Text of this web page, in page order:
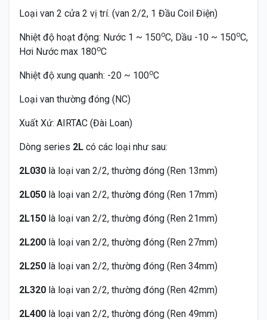
Loại van 2 cửa 2 vị trí. (van 2/2, 1 Đầu Coil Điện)
Nhiệt độ hoạt động: Nước 1 ~ 150oC, Dầu -10 ~ 150oC,
Hơi Nước max 180oC
Nhiệt độ xung quanh: -20 ~ 100oC
Loại van thường đóng (NC)
Xuất Xứ: AIRTAC (Đài Loan)
Dòng series 2L có các loại như sau:
2L030 là loại van 2/2, thường đóng (Ren 13mm)
2L050 là loại van 2/2, thường đóng (Ren 17mm)
2L150 là loại van 2/2, thường đóng (Ren 21mm)
2L200 là loại van 2/2, thường đóng (Ren 27mm)
2L250 là loại van 2/2, thường đóng (Ren 34mm)
2L320 là loại van 2/2, thường đóng (Ren 42mm)
2L400 là loại van 2/2, thường đóng (Ren 49mm)